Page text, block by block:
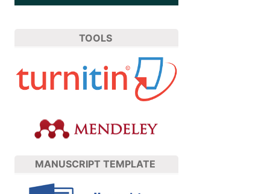
TOOLS
MANUSCRIPT TEMPLATE